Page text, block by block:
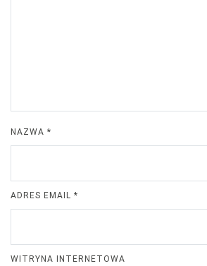
NAZWA *
ADRES EMAIL *
WITRYNA INTERNETOWA